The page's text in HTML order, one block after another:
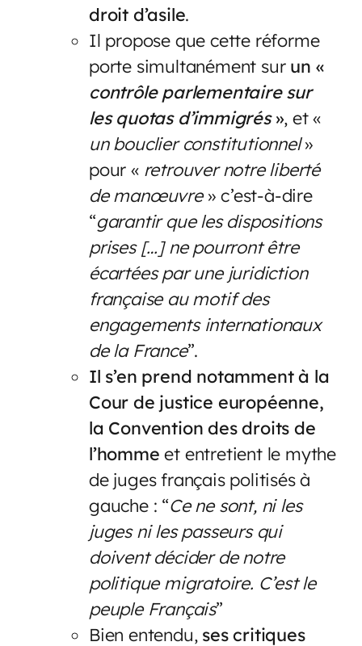
droit d’asile.
Il propose que cette réforme
porte simultanément sur un «
contrôle parlementaire sur
les quotas d’immigrés», et «
un bouclier constitutionnel»
pour « retrouver notre liberté
de manœuvre» c’est-à-dire
“garantir que les dispositions
prises […] ne pourront être
écartées par une juridiction
française au motif des
engagements internationaux
de la France”.
Il s’en prend notamment à la
Cour de justice européenne,
la Convention des droits de
l’homme et entretient le mythe
de juges français politisés à
gauche : “Ce ne sont, ni les
juges ni les passeurs qui
doivent décider de notre
politique migratoire. C’est le
peuple Français”
Bien entendu, ses critiques